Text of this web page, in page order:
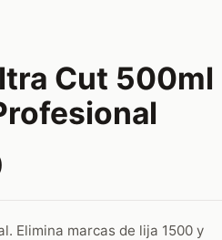
Cut 500ml
Elimina marcas de lija 1500 y